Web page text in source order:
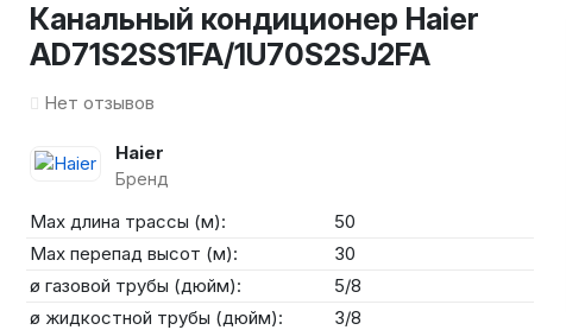
Канальный кондиционер Haier
AD71S2SS1FA/1U70S2SJ2FA
Нет отзывов
Haier
Бренд
Max длина трассы (м):
50
Max перепад высот (м):
30
ø газовой трубы (дюйм):
5/8
ø жидкостной трубы (дюйм):
3/8